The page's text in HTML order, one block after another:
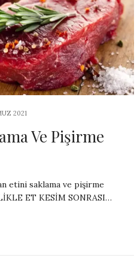
2021
Ve Pişirme
etini saklama ve pişirme
ET KESİM SONRASI…